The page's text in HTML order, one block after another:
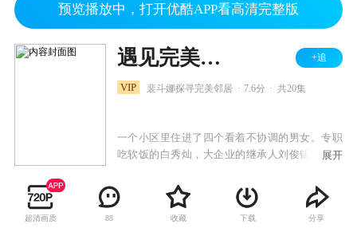
预览播放中，打开优酷APP看高清完整版
遇见完美邻居的方法 +追
VIP 裴斗娜探寻完美邻居 7.6分 共20集
一个小区里住进了四个看着不协调的男女。专职
吃软饭的白秀灿，大企业的继承人刘俊锡，天生
允熙。 拥有不同的性格和职业，以及社会地
位的四个男女谱写了一段左右冲突的爱情故事。
展开
超清画质 88 收藏 下载 分享